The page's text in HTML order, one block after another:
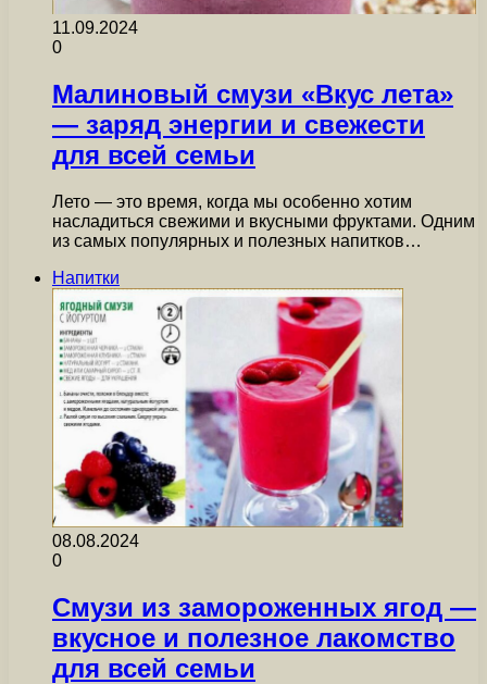
11.09.2024
0
Малиновый смузи «Вкус лета»
— заряд энергии и свежести
для всей семьи
Лето — это время, когда мы особенно хотим
насладиться свежими и вкусными фруктами. Одним
из самых популярных и полезных напитков…
Напитки
08.08.2024
0
Смузи из замороженных ягод —
вкусное и полезное лакомство
для всей семьи